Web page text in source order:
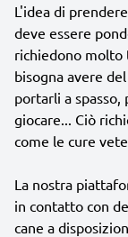
L'idea di
deve essere
richiedono molto
bisogna avere
portarli a
giocare... Ciò
come le cure
La nostra
in contatto con
cane a